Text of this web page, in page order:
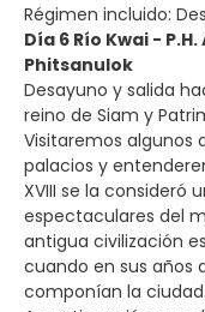
Régimen incluido:
Día 6 Río Kwai -
Phitsanulok
Desayuno y salida
reino de Siam y
Visitaremos algunos
palacios y
XVIII se la consideró
espectaculares del
antigua civilización
cuando en sus años
componían la ciudad.